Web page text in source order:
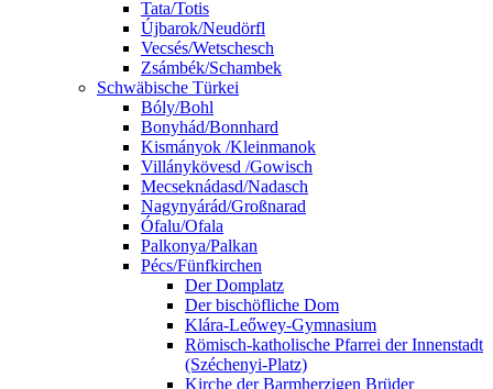
Tata/Totis
Újbarok/Neudörfl
Vecsés/Wetschesch
Zsámbék/Schambek
Schwäbische Türkei
Bóly/Bohl
Bonyhád/Bonnhard
Kismányok /Kleinmanok
Villánykövesd /Gowisch
Mecseknádasd/Nadasch
Nagynyárád/Großnarad
Ófalu/Ofala
Palkonya/Palkan
Pécs/Fünfkirchen
Der Domplatz
Der bischöfliche Dom
Klára-Leőwey-Gymnasium
Römisch-katholische Pfarrei der Innenstadt
(Széchenyi-Platz)
Kirche der Barmherzigen Brüder